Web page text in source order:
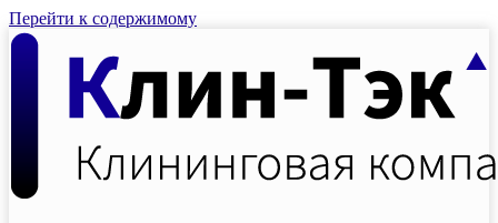
Перейти к содержимому